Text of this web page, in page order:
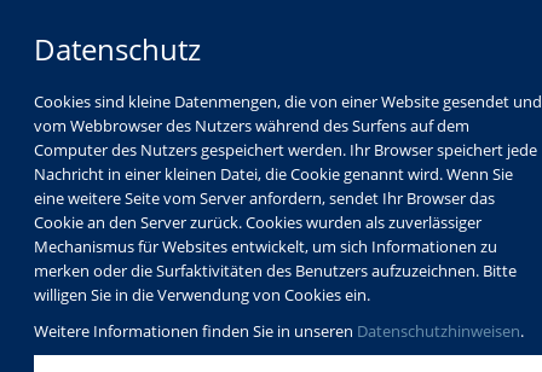
Datenschutz
Cookies sind kleine Datenmengen, die von einer Website gesendet und
vom Webbrowser des Nutzers während des Surfens auf dem
Computer des Nutzers gespeichert werden. Ihr Browser speichert jede
Nachricht in einer kleinen Datei, die Cookie genannt wird. Wenn Sie
eine weitere Seite vom Server anfordern, sendet Ihr Browser das
Cookie an den Server zurück. Cookies wurden als zuverlässiger
Mechanismus für Websites entwickelt, um sich Informationen zu
merken oder die Surfaktivitäten des Benutzers aufzuzeichnen. Bitte
willigen Sie in die Verwendung von Cookies ein.
Weitere Informationen finden Sie in unseren Datenschutzhinweisen.
Programm
Schulabschlüsse
Schulkindbetreuung
Service